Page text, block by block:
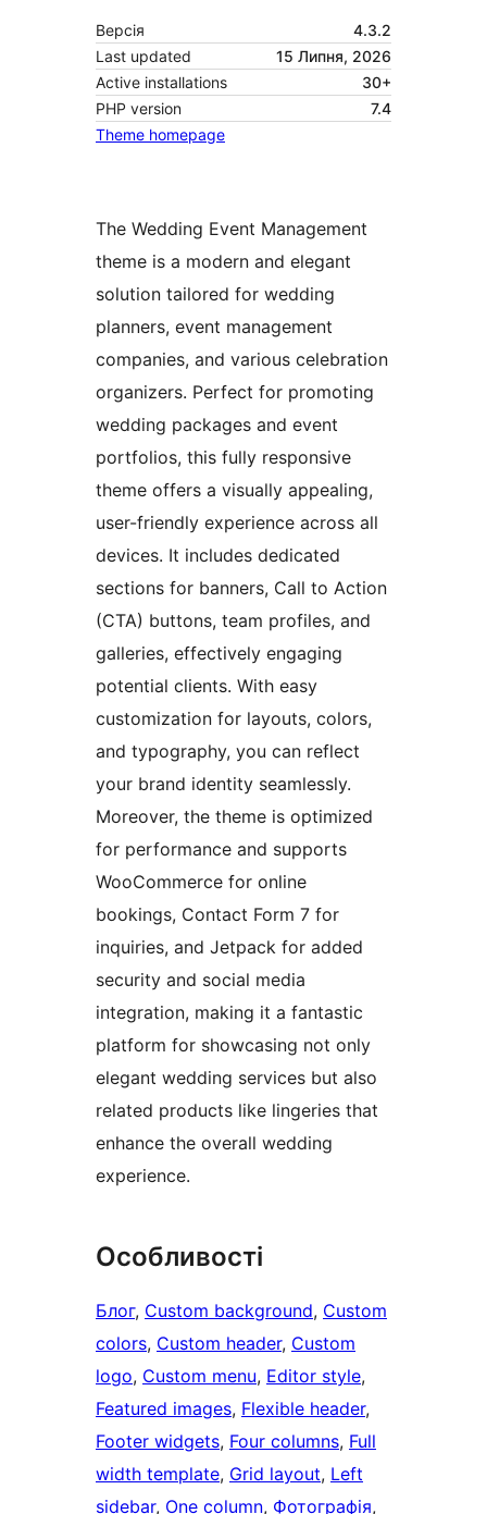
Версія
4.3.2
Last updated
15 Липня, 2026
Active installations
30+
PHP version
7.4
Theme homepage
The Wedding Event Management
theme is a modern and elegant
solution tailored for wedding
planners, event management
companies, and various celebration
organizers. Perfect for promoting
wedding packages and event
portfolios, this fully responsive
theme offers a visually appealing,
user-friendly experience across all
devices. It includes dedicated
sections for banners, Call to Action
(CTA) buttons, team profiles, and
galleries, effectively engaging
potential clients. With easy
customization for layouts, colors,
and typography, you can reflect
your brand identity seamlessly.
Moreover, the theme is optimized
for performance and supports
WooCommerce for online
bookings, Contact Form 7 for
inquiries, and Jetpack for added
security and social media
integration, making it a fantastic
platform for showcasing not only
elegant wedding services but also
related products like lingeries that
enhance the overall wedding
experience.
Особливості
Блог, Custom background, Custom
colors, Custom header, Custom
logo, Custom menu, Editor style
Featured images, Flexible header
Footer widgets, Four columns, Full
width template, Grid layout, Left
sidebar, One column, Фотографія